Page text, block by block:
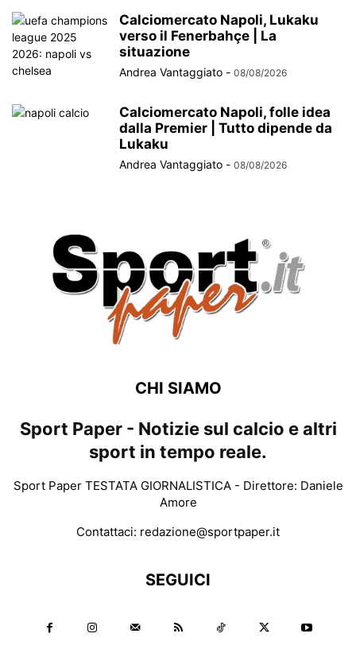
Calciomercato Napoli, Lukaku
verso il Fenerbahçe | La
situazione
Andrea Vantaggiato - 08/08/2026
Calciomercato Napoli, folle idea
dalla Premier | Tutto dipende da
Lukaku
Andrea Vantaggiato - 08/08/2026
CHI SIAMO
Sport Paper - Notizie sul calcio e altri
sport in tempo reale.
Sport Paper TESTATA GIORNALISTICA - Direttore: Daniele
Amore
Contattaci: redazione@sportpaper.it
SEGUICI